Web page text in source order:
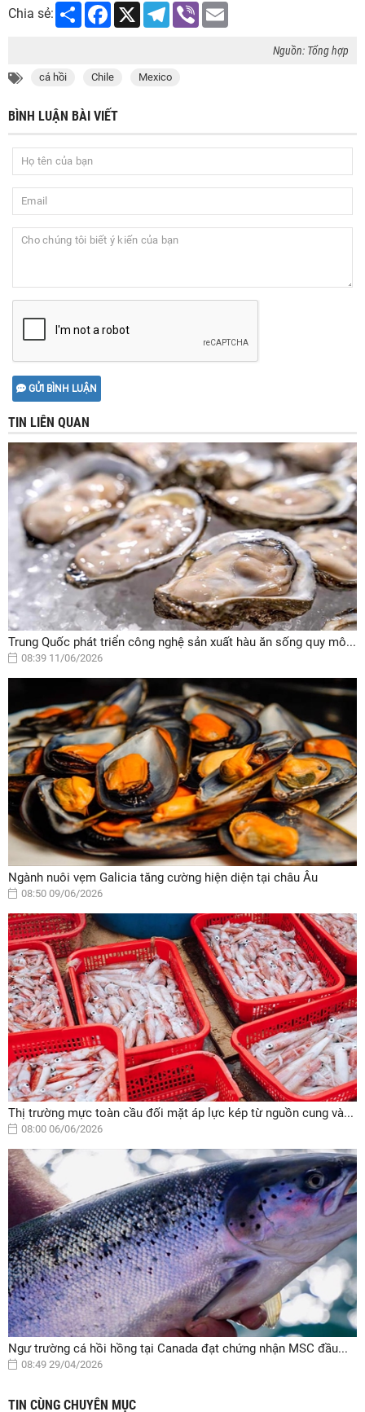
Chia sẻ:
Share Facebook
X Telegram
Viber
Nguồn: Tổng hợp
cá hồi Chile Mexico
BÌNH LUẬN BÀI VIẾT
GỬI BÌNH LUẬN
TIN LIÊN QUAN
Trung Quốc phát triển công nghệ sản xuất hàu ăn sống quy mô...
08:39 11/06/2026
Ngành nuôi vẹm Galicia tăng cường hiện diện tại châu Âu
08:50 09/06/2026
Thị trường mực toàn cầu đối mặt áp lực kép từ nguồn cung và...
08:00 06/06/2026
Ngư trường cá hồi hồng tại Canada đạt chứng nhận MSC đầu...
08:49 29/04/2026
TIN CÙNG CHUYÊN MỤC